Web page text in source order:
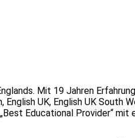
Mit 19 Jahren
UK, English UK South
Educational Provider“ mit